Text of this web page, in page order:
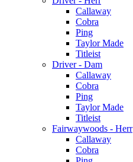
Callaway
Cobra
Ping
Taylor Made
Titleist
Driver - Dam
Callaway
Cobra
Ping
Taylor Made
Titleist
Fairwaywoods - Herr
Callaway
Cobra